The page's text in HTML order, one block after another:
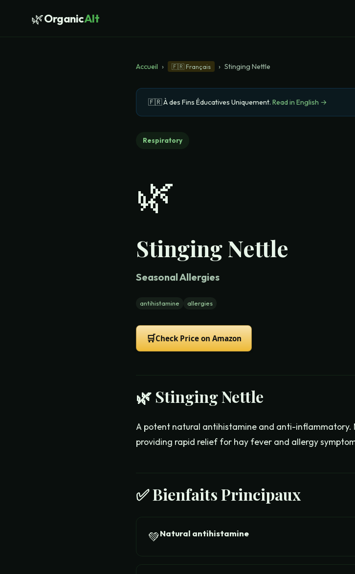
🌿OrganicAlt
Accueil › 🇫🇷Français › Stinging Nettle
🇫🇷À des Fins Éducatives Uniquement. Read in English →
Respiratory
🌿
Stinging Nettle
Seasonal Allergies
antihistamine allergies
🛒Check Price on Amazon
🌿 Stinging Nettle
A potent natural antihistamine and anti-inflammatory.
providing rapid relief for hay fever and allergy
✅Bienfaits Principaux
💚Natural antihistamine